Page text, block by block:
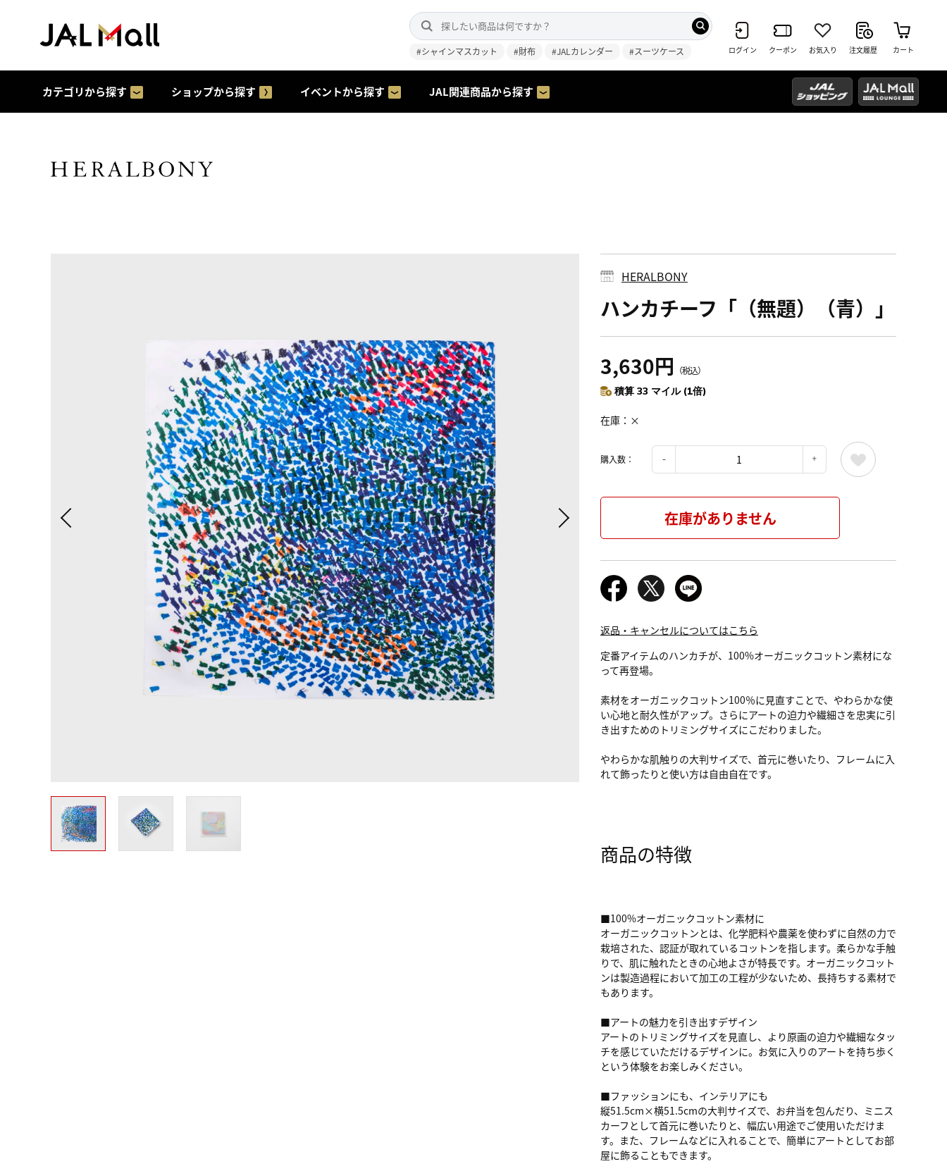
#シャインマスカット #財布 #JALカレンダー #スーツケース ログイン クーポン お気入り 注文履歴 カート
カテゴリから探す ショップから探す イベントから探す JAL関連商品から探す
HERALBONY
ハンカチーフ「（無題）（青）」
3,630円 （税込）
積算 33 マイル (1倍)
在庫 ×
購入数：
在庫がありません
返品・キャンセルについてはこちら
定番アイテムのハンカチが、100%オーガニックコットン素材にな
って再登場。
素材をオーガニックコットン100％に見直すことで、やわらかな使
い心地と耐久性がアップ。さらにアートの迫力や繊細さを忠実に引
き出すためのトリミングサイズにこだわりました。
やわらかな肌触りの大判サイズで、首元に巻いたり、フレームに入
れて飾ったりと使い方は自由自在です。
商品の特徴
■100%オーガニックコットン素材に
オーガニックコットンとは、化学肥料や農薬を使わずに自然の力で
栽培された、認証が取れているコットンを指します。柔らかな手触
りで、肌に触れたときの心地よさが特長です。オーガニックコット
ンは製造過程において加工の工程が少ないため、長持ちする素材で
もあります。
■アートの魅力を引き出すデザイン
アートのトリミングサイズを見直し、より原画の迫力や繊細なタッ
チを感じていただけるデザインに。お気に入りのアートを持ち歩く
という体験をお楽しみください。
■ファッションにも、インテリアにも
縦51.5cm×横51.5cmの大判サイズで、お弁当を包んだり、ミニス
カーフとして首元に巻いたりと、幅広い用途でご使用いただけま
す。また、フレームなどに入れることで、簡単にアートとしてお部
屋に飾ることもできます。